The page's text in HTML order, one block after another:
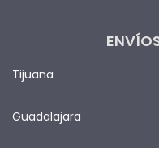
Tijuana
Guadalajara